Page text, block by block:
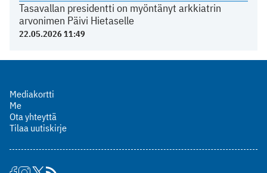
Tasavallan presidentti on myöntänyt arkkiatrin
arvonimen Päivi Hietaselle
22.05.2026 11:49
Mediakortti
Me
Ota yhteyttä
Tilaa uutiskirje